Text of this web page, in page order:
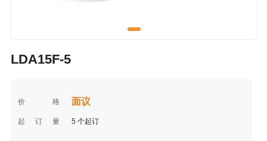
LDA15F-5
价格 面议
起订量 5 个起订